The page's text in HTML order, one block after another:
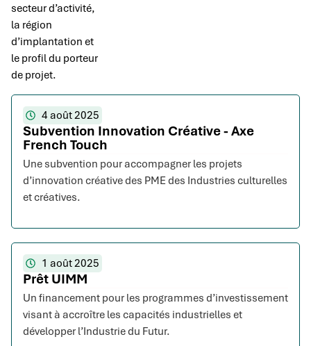
secteur d’activité,
la région
d’implantation et
le profil du porteur
de projet.
4 août 2025
Subvention Innovation Créative - Axe
French Touch
Une subvention pour accompagner les projets
d’innovation créative des PME des Industries culturelles
et créatives.
1 août 2025
Prêt UIMM
Un financement pour les programmes d’investissement
visant à accroître les capacités industrielles et
développer l’Industrie du Futur.